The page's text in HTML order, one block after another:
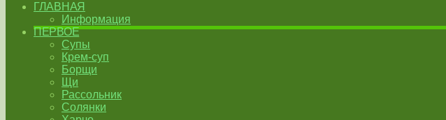
ГЛАВНАЯ
Информация
ПЕРВОЕ
Супы
Крем-суп
Борщи
Щи
Рассольник
Солянки